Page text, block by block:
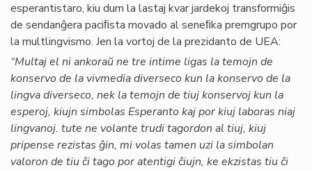
esperantistaro, kiu dum la lastaj kvar jardekoj transformiĝis
de sendanĝera paciﬁsta movado al seneﬁka premgrupo por
la multlingvismo. Jen la vortoj de la prezidanto de UEA:
“Multaj el ni ankoraŭ ne tre intime ligas la temojn de
konservo de la vivmedia diverseco kun la konservo de la
lingva diverseco, nek la temojn de tiuj konservoj kun la
esperoj, kiujn simbolas Esperanto kaj por kiuj laboras niaj
lingvanoj. tute ne volante trudi tagordon al tiuj, kiuj
pripense rezistas ĝin, mi volas tamen uzi la simbolan
valoron de tiu ĉi tago por atentigi ĉiujn, ke ekzistas tiu ĉi